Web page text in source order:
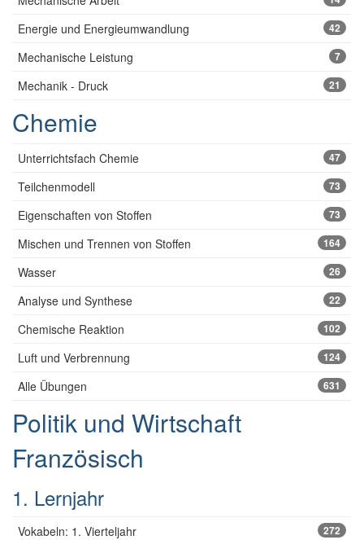
Energie und Energieumwandlung 42
Mechanische Leistung 7
Mechanik - Druck 21
Chemie
Unterrichtsfach Chemie 47
Teilchenmodell 73
Eigenschaften von Stoffen 73
Mischen und Trennen von Stoffen 164
Wasser 26
Analyse und Synthese 22
Chemische Reaktion 102
Luft und Verbrennung 124
Alle Übungen 631
Politik und Wirtschaft
Französisch
1. Lernjahr
Vokabeln: 1. Vierteljahr 272